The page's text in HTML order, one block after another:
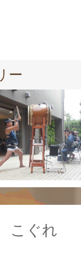
ー
こぐれ